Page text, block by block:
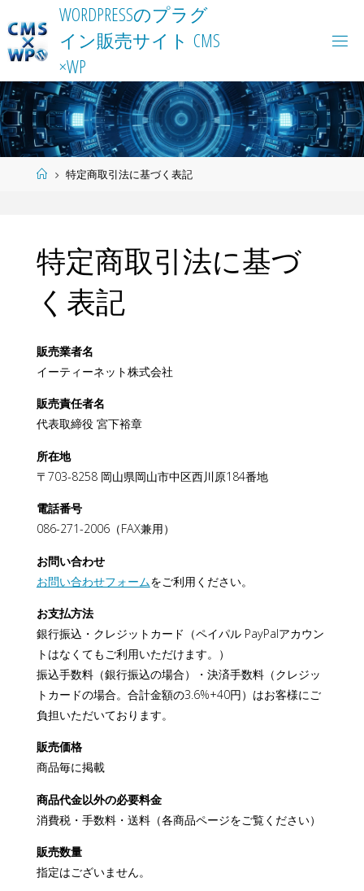
to
content
WORDPRESSのプラ グ
イ ン販売サイ ト CMS
×WP
Home特定商取引法に基づく表記
特定商取引法に基づ
く表記
販売業者名
イーティーネット株式会社
販売責任者名
代表取締役 宮下裕章
所在地
〒703-8258 岡山県岡山市中区西川原184番地
電話番号
086-271-2006（FAX兼用）
お問い合わせ
お問い合わせフォームをご利用ください。
お支払方法
銀行振込・クレジットカード（ペイパル PayPalアカウン
トはなくてもご利用いただけます。）
振込手数料（銀行振込の場合）・決済手数料（クレジッ
トカードの場合。合計金額の3.6%+40円）はお客様にご
負担いただいております。
販売価格
商品毎に掲載
商品代金以外の必要料金
消費税・手数料・送料（各商品ページをご覧ください）
販売数量
指定はございません。